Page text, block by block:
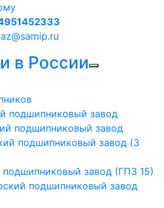
в России
подшипниковый завод
подшипниковый завод
подшипниковый завод (3
завод (ГПЗ 15)
подшипниковый завод